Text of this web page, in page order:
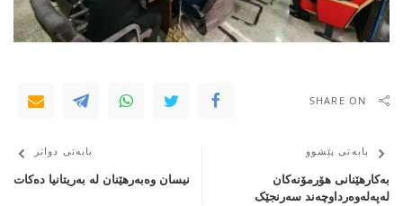
SHARE ON
بابەتی پێشوو
بەکارهێنانی هۆرمۆنەکان
لەپەلەوەرداوچەند سەرنجێک
بابەتی دواتر
نیسان وەبەرهێنان لە بەریتانیا دەکات